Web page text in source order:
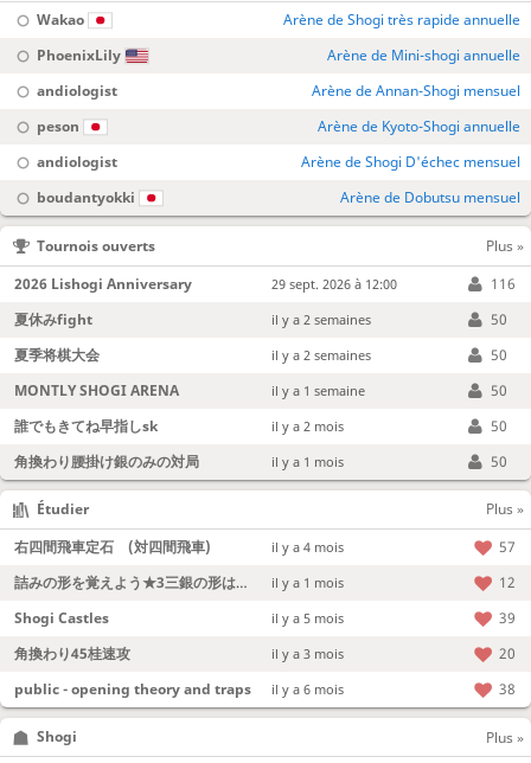
Wakao
Arène de Shogi très rapide annuelle
PhoenixLily
Arène de Mini-shogi annuelle
andiologist
Arène de Annan-Shogi mensuel
peson
Arène de Kyoto-Shogi annuelle
andiologist
Arène de Shogi D'échec mensuel
boudantyokki
Arène de Dobutsu mensuel
Shogi
Plus »
Tournois ouverts
Plus »
2026 Lishogi Anniversary
29 sept. 2026 à 12:00
116
夏休みfight
il y a 2 semaines
50
夏季将棋大会
il y a 2 semaines
50
MONTLY SHOGI ARENA
il y a 1 semaine
50
誰でもきてね早指しsk
il y a 2 mois
50
角換わり腰掛け銀のみの対局
il y a 1 mois 50
Étudier
Plus »
右四間飛車定石 (対四間飛車)
il y a 4 mois
57
詰みの形を覚えよう★3三銀の形は強い！
il y a 1 mois
12
Shogi Castles
il y a 5 mois
39
角換わり45桂速攻
il y a 3 mois
20
public - opening theory and traps
il y a 6 mois 38